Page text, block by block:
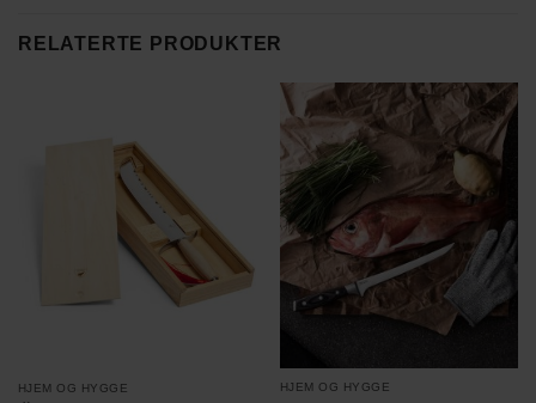
RELATERTE PRODUKTER
HJEM OG HYGGE HJEM OG HYGGE